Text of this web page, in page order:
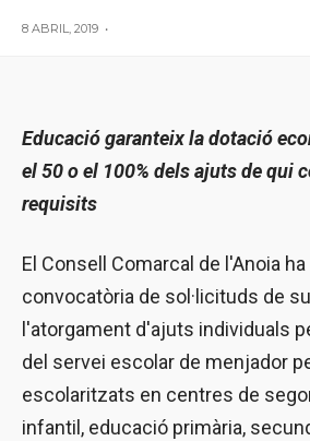
8 ABRIL, 2019 •
Educació garanteix la dotació
el 50 o el 100% dels ajuts de qui
requisits
El Consell Comarcal de l'Anoia
convocatòria de sol·licituds de
l'atorgament d'ajuts individuals
del servei escolar de menjador
escolaritzats en centres de
infantil, educació primària,